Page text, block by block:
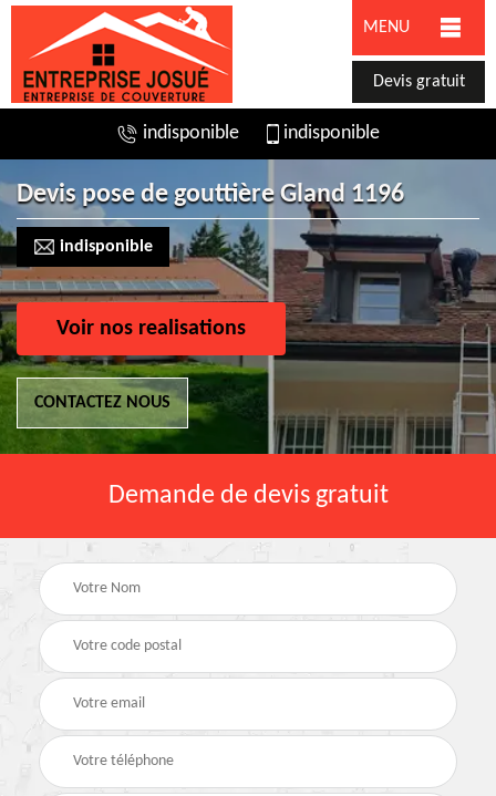
MENU
Devis gratuit
indisponible indisponible
Devis pose de gouttière Gland 1196
indisponible
Voir nos realisations
CONTACTEZ NOUS
Demande de devis gratuit